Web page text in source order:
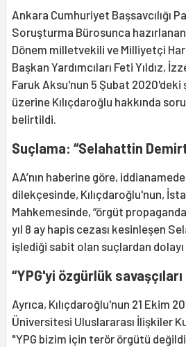
Ankara Cumhuriyet Başsavcılığı
Soruşturma Bürosunca
Dönem milletvekili ve Milliyetçi
Başkan Yardımcıları Feti Yıldız,
Faruk Aksu'nun 5 Şubat
üzerine Kılıçdaroğlu hakkında
belirtildi.
Suçlama: “Selahattin
AA’nın haberine göre,
dilekçesinde, Kılıçdaroğlu'nun,
Mahkemesinde, “örgüt
yıl 8 ay hapis cezası kesinleşen
işlediği sabit olan suçlardan
“YPG'yi özgürlük
Ayrıca, Kılıçdaroğlu'nun 21 Ekim
Üniversitesi Uluslararası İlişkiler
"YPG bizim için terör örgütü